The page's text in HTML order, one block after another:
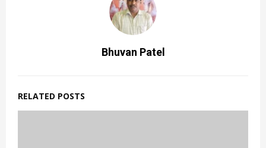
Bhuvan Patel
RELATED POSTS